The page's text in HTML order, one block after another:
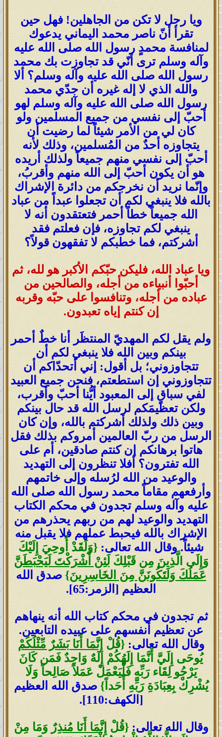
ويا رجل لا تكن من الجاهلين! فهل حين
تقرأ أنّ ناصر محمد اليماني يدعوك
لمنافسة محمدٍ رسول الله صلى الله عليه
وآله وسلم ترى أنّي قد تجاوزت بك محمد
رسول الله صلى الله عليه وآله وسلم؟ ألا
والله الذي لا إله غيره أن جدّي محمد
رسول الله صلى الله عليه وآله وسلم لهو
أحبّ إلى نفسي من جميع المسلمين ولو
كان لي من الأمر شيئاً لما رضيت أن
يتجاوزه أحدٌ من المُسلمين، وذلك لأنه
أحبّ إلى نفسي منهم جميعاً ولذلك أريده
هو أن يكون أحبّ إلى الله منهم وأقربُ،
وإنّما نريد أن نخرجكم من دائرة الإشراك
بالله فلا ينبغي لكم أن تجعلوا عبداً من عباد
الله جميعاً خطاً أحمر فتعتقدون أنه لا
ينبغي لكم تجاوزه، فإن فعلتم فقد
أشركتم، فما خطبكم لا تفقهون قولاً؟
ويا عباد الله، فليكن حبّكم الأكبر هو لله، ثم
أحبّوا أنبياءه من أجله، والصالحين من
عباده من أجله، وتنافسوا على حبّه وقربه
إن كنتم إياه تعبدون.
ولم يقل لكم المهديّ المنتظَر أنا خطٌ أحمر
بينكم وبين الله فلا ينبغي لكم أن
تتجاوزوني؛ بل أقول: إني أتحدّاكم أن
تتجاوزوني إن استطعتم، فنحن جميع العبيد
لفي سباقٍ إلى المعبود أيُّنا أحبّ وأقرب،
ولكن تعظيمَكم لرسل الله قد حال بينكم
وبين ذلك ولذلك أشركتم بالله، وإن كان
الرسل من ربّ العالمين أمروكم بذلك فقل
هاتوا برهانكم إن كنتم صادقين، أم على
الله تفترون؟ أفلا تنظرون إلى التهديد
والوعيد من الله لرُسله وإلى خاتمهم
وأرفعهم مقاماً محمد رسول الله صلى الله
عليه وآله وسلم تجدون في محكم الكتاب
التهديد والوعيد لهم من ربهم يحذرهم من
الإشراك بالله فيحبط عملهم فلا يقبل منه
شيئاً. وقال الله تعالى: {وَلَقَدْ أُوحِيَ إِلَيْكَ
وَإِلَى الَّذِينَ مِن قَبْلِكَ لَئِنْ أَشْرَكْتَ لَيَحْبَطَنَّ
عَمَلُكَ وَلَتَكُونَنَّ مِنَ الخَاسِرِينَ} صدق الله
العظيم [الزمر:65].
ثم تجدون في محكم كتاب الله أنه ينهاهم
عن تعظيم أنفسهم على عبيده التابعين.
وقال الله تعالى: {قُلْ إِنَّمَا أَنَا بَشَرٌ مِّثْلُكُمْ
يُوحَى إِلَيَّ أَنَّمَا إِلَهُكُمْ إِلَهٌ وَاحِدٌ فَمَن كَانَ
يَرْجُو لِقَاء رَبِّهِ فَلْيَعْمَلْ عَمَلاً صَالِحاً وَلَا
يُشْرِكْ بِعِبَادَةِ رَبِّهِ أَحَداً} صدق الله العظيم
[الكهف:110].
وقال الله تعالى:{قُلْ إِنَّمَا أَنَا مُنذِرٌ وَمَا مِنْ